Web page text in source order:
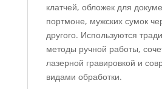
клатчей, обложек для
портмоне, мужских сумок
другого. Используются
методы ручной работы,
лазерной гравировкой и
видами обработки.